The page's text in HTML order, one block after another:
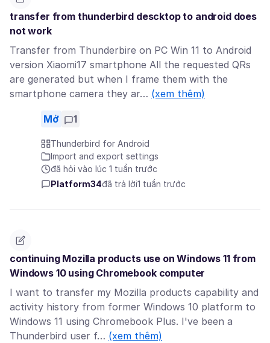
transfer from thunderbird descktop to android does
not work
Transfer from Thunderbire on PC Win 11 to Android
version Xiaomi17 smartphone All the requested QRs
are generated but when I frame them with the
smartphone camera they ar… (xem thêm)
Mở 1
Thunderbird for Android
Import and export settings
đã hỏi vào lúc 1 tuần trước
Platform34đã trả lời1 tuần trước
continuing Mozilla products use on Windows 11 from
Windows 10 using Chromebook computer
I want to transfer my Mozilla products capability and
activity history from former Windows 10 platform to
Windows 11 using Chromebook Plus. I've been a
Thunderbird user f… (xem thêm)